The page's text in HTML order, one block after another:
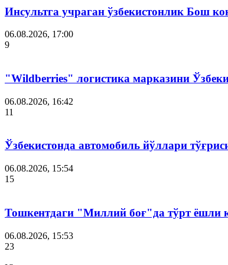
Инсультга учраган ўзбекистонлик Бош
06.08.2026, 17:00
9
"Wildberries" логистика марказини
06.08.2026, 16:42
11
Ўзбекистонда автомобиль йўллари
06.08.2026, 15:54
15
Тошкентдаги "Миллий боғ"да тўрт ёшли
06.08.2026, 15:53
23